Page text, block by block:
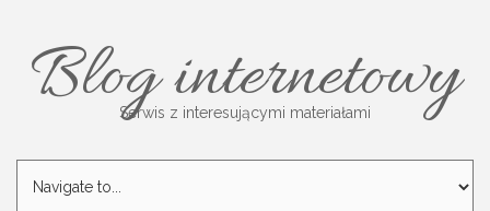
Blog internetowy
Serwis z interesującymi materiałami